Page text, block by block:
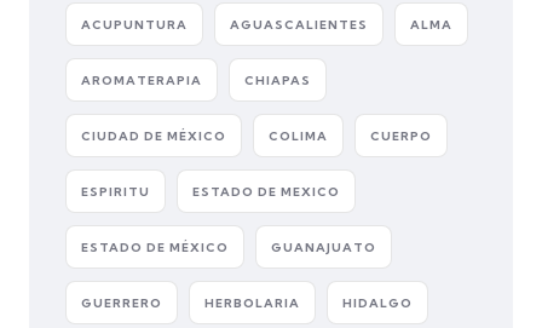
ACUPUNTURA AGUASCALIENTES ALMA
AROMATERAPIA CHIAPAS
CIUDAD DE MÉXICO COLIMA CUERPO
ESPIRITU ESTADO DE MEXICO
ESTADO DE MÉXICO GUANAJUATO
GUERRERO HERBOLARIA HIDALGO